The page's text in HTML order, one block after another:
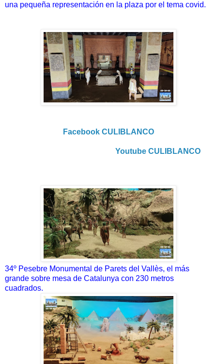
una pequeña representación en la plaza por el tema covid.
Facebook CULIBLANCO
Youtube CULIBLANCO
34º Pesebre Monumental de Parets del Vallès, el más
grande sobre mesa de Catalunya con 230 metros
cuadrados.